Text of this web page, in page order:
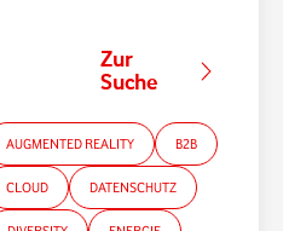
Zur
Suche
AUGMENTED REALITY B2B
CLOUD DATENSCHUTZ